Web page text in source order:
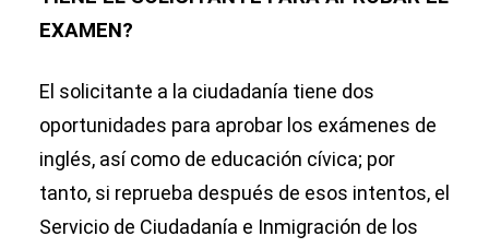
EXAMEN?
El solicitante a la ciudadanía tiene dos
oportunidades para aprobar los exámenes de
inglés, así como de educación cívica; por
tanto, si reprueba después de esos intentos, el
Servicio de Ciudadanía e Inmigración de los